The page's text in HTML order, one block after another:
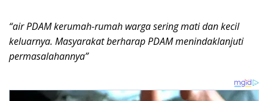
“air PDAM kerumah-rumah warga sering mati dan kecil
keluarnya. Masyarakat berharap PDAM menindaklanjuti
permasalahannya”